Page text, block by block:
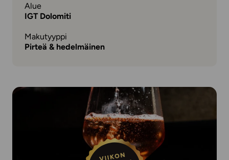
Alue
IGT Dolomiti
Makutyyppi
Pirteä & hedelmäinen